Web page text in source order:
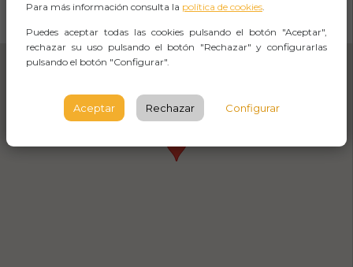
Para más información consulta la política de cookies.
Puedes aceptar todas las cookies pulsando el botón "Aceptar",
rechazar su uso pulsando el botón "Rechazar" y configurarlas
pulsando el botón "Configurar".
Aceptar Rechazar Configurar